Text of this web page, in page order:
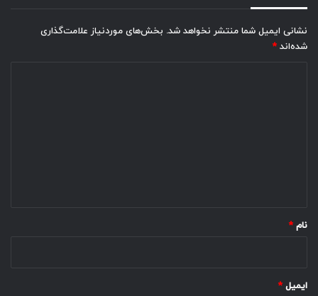
نشانی ایمیل شما منتشر نخواهد شد. بخش‌های موردنیاز علامت‌گذاری
شده‌اند *
نام *
ایمیل *